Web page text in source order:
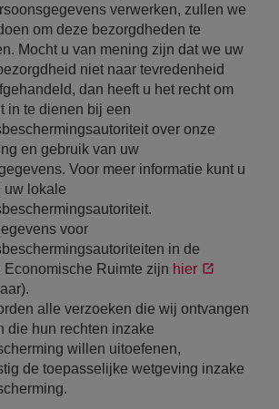
verwerken, zullen we
om deze bezorgdheden te
Mocht u van mening zijn dat we uw
niet naar tevredenheid
dan heeft u het recht om
in te dienen bij een
over onze
en gebruik van uw
Voor meer informatie kunt u
uw lokale
voor
in de
Economische Ruimte zijn hier
alle verzoeken die wij ontvangen
die hun rechten inzake
willen uitoefenen,
de toepasselijke wetgeving inzake